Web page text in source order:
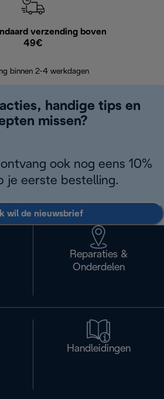
verzending boven
49€
binnen 2-4 werkdagen
handige tips en
missen?
ook nog eens 10%
je eerste bestelling.
wil de nieuwsbrief
Reparaties &
Onderdelen
Handleidingen